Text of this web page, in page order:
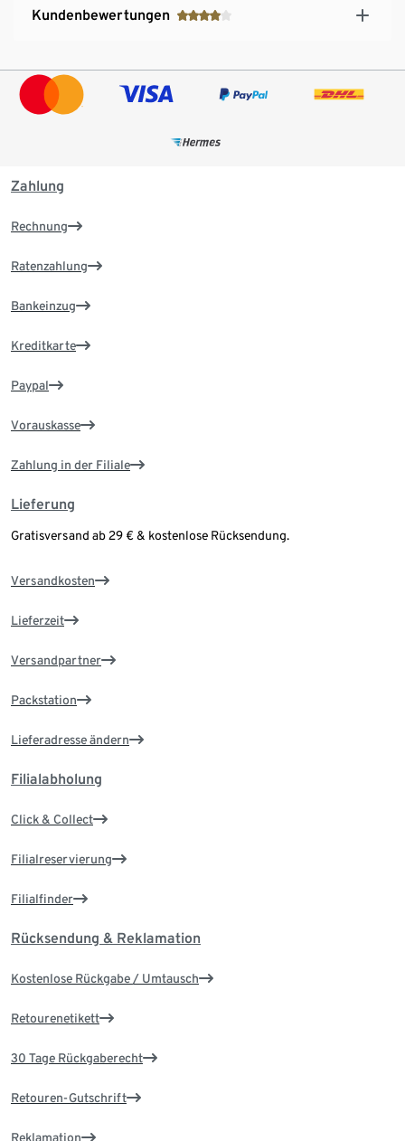
Kundenbewertungen
Zahlung
Rechnung
Ratenzahlung
Bankeinzug
Kreditkarte
Paypal
Vorauskasse
Zahlung in der Filiale
Lieferung
Gratisversand ab 29 € & kostenlose Rücksendung.
Versandkosten
Lieferzeit
Versandpartner
Packstation
Lieferadresse ändern
Filialabholung
Click & Collect
Filialreservierung
Filialfinder
Rücksendung & Reklamation
Kostenlose Rückgabe / Umtausch
Retourenetikett
30 Tage Rückgaberecht
Retouren-Gutschrift
Reklamation